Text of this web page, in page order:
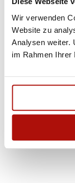
Wir verwenden
Website zu
Analysen weiter.
im Rahmen Ihrer